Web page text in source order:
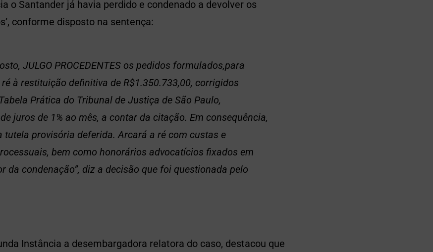
o Santander já havia perdido e condenado a devolver os
conforme disposto na sentença:
JULGO PROCEDENTES os pedidos formulados,para
à restituição definitiva de R$1.350.733,00, corrigidos
Prática do Tribunal de Justiça de São Paulo,
juros de 1% ao mês, a contar da citação. Em consequência,
tutela provisória deferida. Arcará a ré com custas e
bem como honorários advocatícios fixados em
da condenação”, diz a decisão que foi questionada pelo
Instância a desembargadora relatora do caso, destacou que